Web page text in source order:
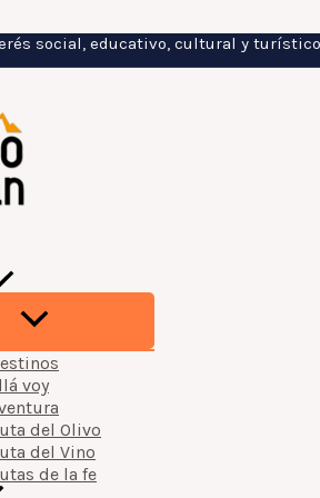
social, educativo, cultural y
voy
del Olivo
del Vino
de la fe